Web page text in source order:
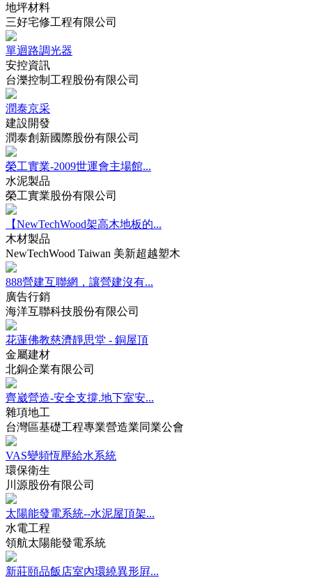
地坪材料
三好宅修工程有限公司
單迴路調光器
安控資訊
台濼控制工程股份有限公司
潤泰京采
建設開發
潤泰創新國際股份有限公司
榮工實業-2009世運會主場館...
水泥製品
榮工實業股份有限公司
【NewTechWood架高木地板的...
木材製品
NewTechWood Taiwan 美新超越塑木
888營建互聯網，讓營建沒有...
廣告行銷
海洋互聯科技股份有限公司
花蓮佛教慈濟靜思堂 - 銅屋頂
金屬建材
北銅企業有限公司
齊崴營造-安全支撐.地下室安...
雜項地工
台灣區基礎工程專業營造業同業公會
VAS變頻恆壓給水系統
環保衛生
川源股份有限公司
太陽能發電系統--水泥屋頂架...
水電工程
領航太陽能發電系統
新莊頤品飯店室內環繞異形屛...